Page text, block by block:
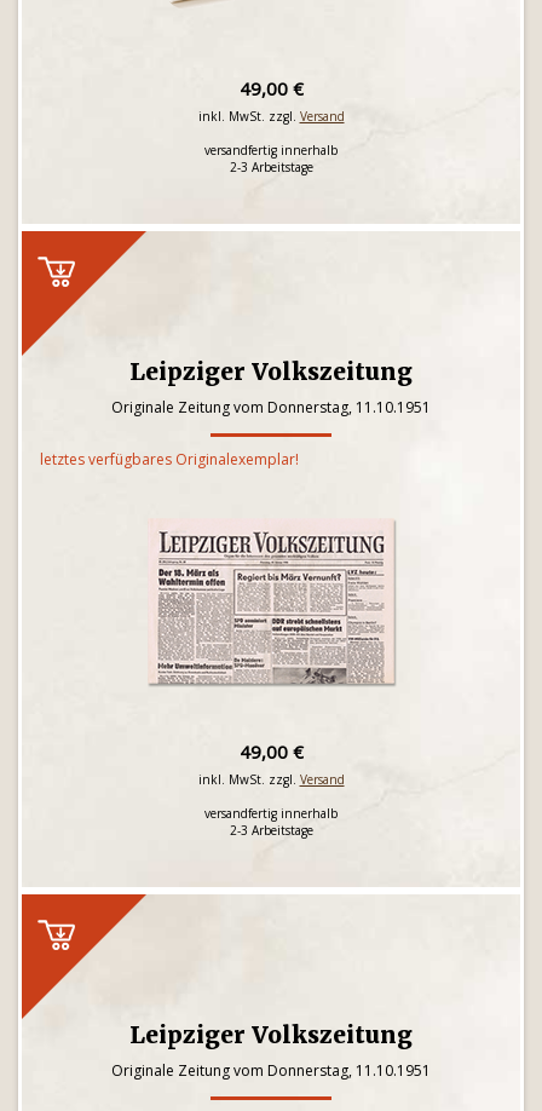
49,00 €
inkl. MwSt. zzgl. Versand
versandfertig innerhalb
2-3 Arbeitstage
Leipziger Volkszeitung
Originale Zeitung vom Donnerstag, 11.10.1951
letztes verfügbares Originalexemplar!
49,00 €
inkl. MwSt. zzgl. Versand
versandfertig innerhalb
2-3 Arbeitstage
Leipziger Volkszeitung
Originale Zeitung vom Donnerstag, 11.10.1951